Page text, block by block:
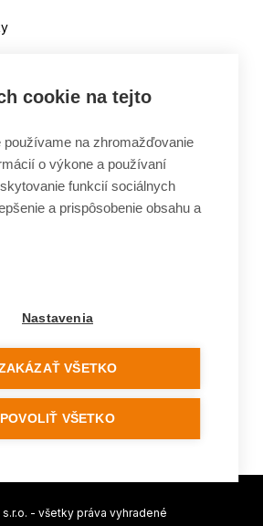
údajov
online (ODR)
od zmluvy
- všetky práva vyhradené
cookie na tejto
používame na zhromažďovanie
o výkone a používaní
funkcií sociálnych
a prispôsobenie obsahu a
Nastavenia
VŠETKO
POVOLIŤ VŠETKO